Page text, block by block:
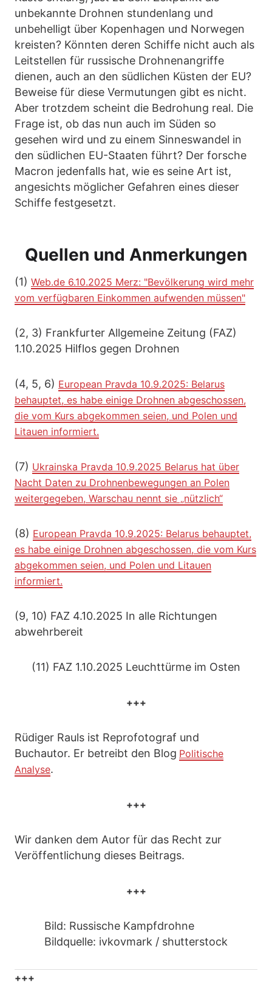
unbekannte Drohnen stundenlang und
unbehelligt über Kopenhagen und Norwegen
kreisten? Könnten deren Schiffe nicht auch als
Leitstellen für russische Drohnenangriffe
dienen, auch an den südlichen Küsten der EU?
Beweise für diese Vermutungen gibt es nicht.
Aber trotzdem scheint die Bedrohung real. Die
Frage ist, ob das nun auch im Süden so
gesehen wird und zu einem Sinneswandel in
den südlichen EU-Staaten führt? Der forsche
Macron jedenfalls hat, wie es seine Art ist,
angesichts möglicher Gefahren eines dieser
Schiffe festgesetzt.
Quellen und Anmerkungen
(1) Web.de 6.10.2025 Merz: "Bevölkerung wird mehr
vom verfügbaren Einkommen aufwenden müssen"
(2, 3) Frankfurter Allgemeine Zeitung (FAZ)
1.10.2025 Hilflos gegen Drohnen
(4, 5, 6) European Pravda 10.9.2025: Belarus
behauptet, es habe einige Drohnen abgeschossen,
die vom Kurs abgekommen seien, und Polen und
Litauen informiert.
(7) Ukrainska Pravda 10.9.2025 Belarus hat über
Nacht Daten zu Drohnenbewegungen an Polen
weitergegeben, Warschau nennt sie „nützlich“
(8) European Pravda 10.9.2025: Belarus behauptet,
es habe einige Drohnen abgeschossen, die vom Kurs
abgekommen seien, und Polen und Litauen
informiert.
(9, 10) FAZ 4.10.2025 In alle Richtungen
abwehrbereit
(11) FAZ 1.10.2025 Leuchttürme im Osten
+++
Rüdiger Rauls ist Reprofotograf und
Buchautor. Er betreibt den Blog Politische
Analyse.
+++
Wir danken dem Autor für das Recht zur
Veröffentlichung dieses Beitrags.
+++
Bild: Russische Kampfdrohne
Bildquelle: ivkovmark / shutterstock
+++